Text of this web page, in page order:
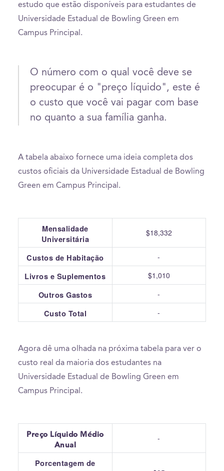
estudo que estão disponíveis para estudantes de
Universidade Estadual de Bowling Green em
Campus Principal.
O número com o qual você deve se
preocupar é o "preço líquido", este é
o custo que você vai pagar com base
no quanto a sua família ganha.
A tabela abaixo fornece uma ideia completa dos
custos oficiais da Universidade Estadual de Bowling
Green em Campus Principal.
Mensalidade
Universitária
$18,332
Custos de Habitação -
Livros e Suplementos $1,010
Outros Gastos -
Custo Total -
Agora dê uma olhada na próxima tabela para ver o
custo real da maioria dos estudantes na
Universidade Estadual de Bowling Green em
Campus Principal.
Preço Líquido Médio
Anual
-
Porcentagem de